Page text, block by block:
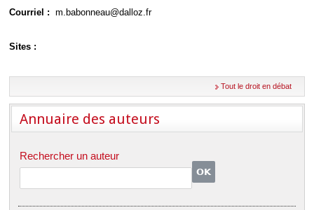
Courriel : m.babonneau@dalloz.fr
Sites :
Tout le droit en débat
Annuaire des auteurs
Rechercher un auteur